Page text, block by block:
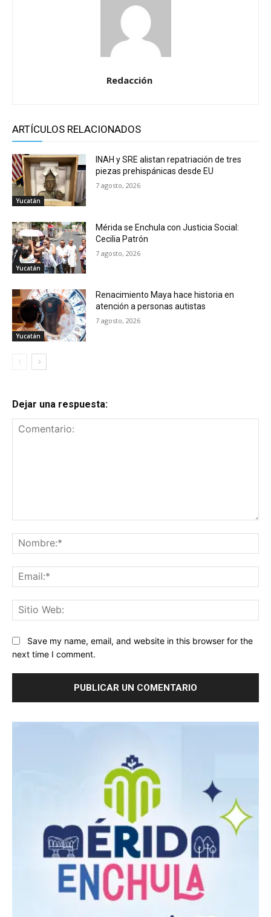
Redacción
ARTÍCULOS RELACIONADOS
Yucatán
INAH y SRE alistan repatriación de tres
piezas prehispánicas desde EU
7 agosto, 2026
Yucatán
Mérida se Enchula con Justicia Social:
Cecilia Patrón
7 agosto, 2026
Yucatán
Renacimiento Maya hace historia en
atención a personas autistas
7 agosto, 2026
Dejar una respuesta:
Save my name, email, and website in this browser for the
next time I comment.